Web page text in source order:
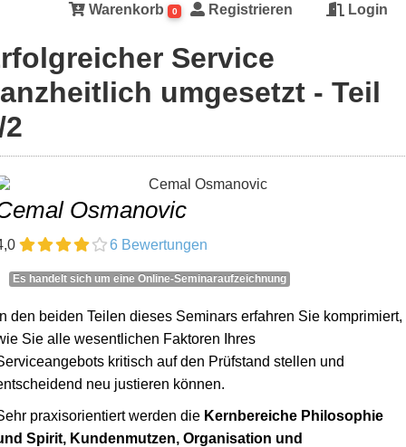
Warenkorb 0 Registrieren Login
Service
umgesetzt - Teil
Osmanovic
6 Bewertungen
Es handelt sich um eine Online-Seminaraufzeichnung
den beiden Teilen dieses Seminars erfahren Sie komprimiert,
Sie alle wesentlichen Faktoren Ihres
kritisch auf den Prüfstand stellen und
neu justieren können.
praxisorientiert werden die Kernbereiche Philosophie
Spirit, Kundenmutzen, Organisation und